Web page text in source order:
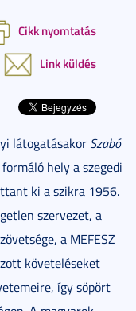
Cikk nyomtatás
Link küldés
látogatásakor Szabó
hely a szegedi
ki a szikra 1956.
szervezet, a
a MEFESZ
követeléseket
így söpört